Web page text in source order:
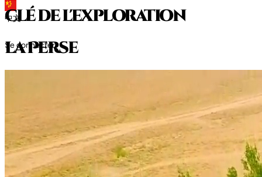
中文
Se connecter
clé de l'exploration
laPerse